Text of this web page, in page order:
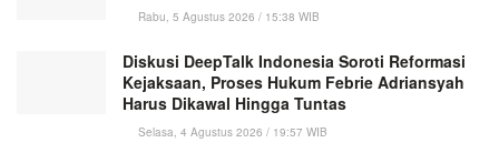
Rabu, 5 Agustus 2026 / 15:38 WIB
Diskusi DeepTalk Indonesia Soroti Reformasi
Kejaksaan, Proses Hukum Febrie Adriansyah
Harus Dikawal Hingga Tuntas
Selasa, 4 Agustus 2026 / 19:57 WIB